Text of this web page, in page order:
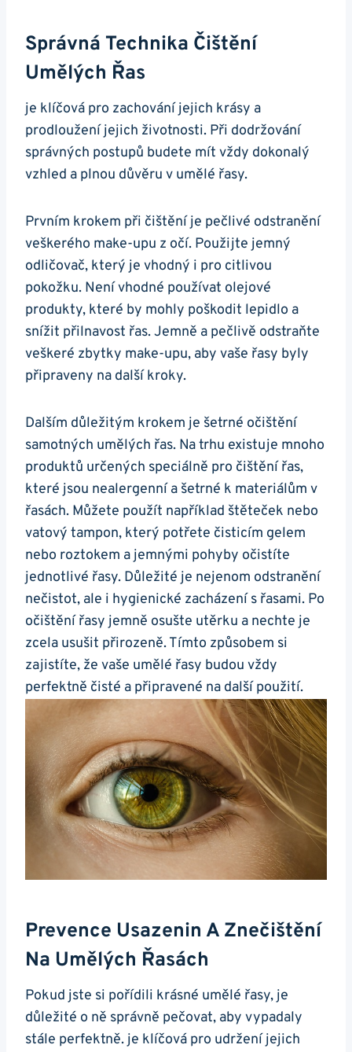
Správná Technika Čištění
Umělých Řas
je klíčová pro zachování jejich krásy a
prodloužení jejich životnosti. Při dodržování
správných postupů budete mít vždy dokonalý
vzhled a plnou důvěru v umělé řasy.
Prvním krokem při čištění je pečlivé odstranění
veškerého make-upu z očí. Použijte jemný
odličovač, který je vhodný i pro citlivou
pokožku. Není vhodné používat olejové
produkty, které by mohly poškodit lepidlo a
snížit přilnavost řas. Jemně a pečlivě odstraňte
veškeré zbytky make-upu, aby vaše řasy byly
připraveny na další kroky.
Dalším důležitým krokem je šetrné očištění
samotných umělých řas. Na trhu existuje mnoho
produktů určených speciálně pro čištění řas,
které jsou nealergenní a šetrné k materiálům v
řasách. Můžete použít například štěteček nebo
vatový tampon, který potřete čisticím gelem
nebo roztokem a jemnými pohyby očistíte
jednotlivé řasy. Důležité je nejenom odstranění
nečistot, ale i hygienické zacházení s řasami. Po
očištění řasy jemně osušte utěrku a nechte je
zcela usušit přirozeně. Tímto způsobem si
zajistíte, že vaše umělé řasy budou vždy
perfektně čisté a připravené na další použití.
Prevence Usazenin A Znečištění
Na Umělých Řasách
Pokud jste si pořídili krásné umělé řasy, je
důležité o ně správně pečovat, aby vypadaly
stále perfektně. je klíčová pro udržení jejich